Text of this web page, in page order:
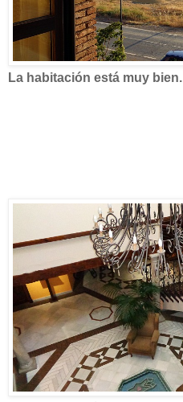
La habitación está muy bien.